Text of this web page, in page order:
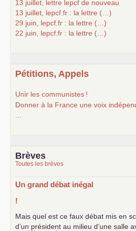
13 juillet, lettre lepcf de nouveau
13 juillet, lepcf.fr : la lettre (…)
29 juin, lepcf.fr : la lettre (…)
22 juin, lepcf.fr : la lettre (…)
Pétitions, Appels
Unir les communistes !
Donner à la France une voix
Brèves
Toutes les brèves
Un grand débat inégal
!
Mais quel est ce faux débat mis en
d’un président au milieu d’une salle